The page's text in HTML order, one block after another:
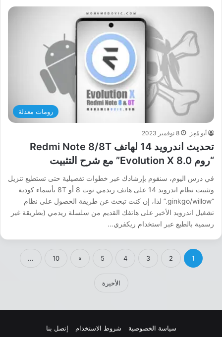
رومات معدلة
أبو مُعِز 8 نوفمبر 2023
تحديث اندرويد 14 لهاتف Redmi Note 8/8T
“روم Evolution X 8.0” مع شرح التثبيت
في درس اليوم، سنقوم بإرشادك عبر خطوات تفصيلية حتى تستطيع تنزيل
وتثبيت نظام اندرويد 14 على هاتف ريدمي نوت 8 أو 8T بأسماء كودية
“ginkgo/willow.” لذا، إن كنت تبحث عن طريقة الحصول على نظام
تشغيل اندرويد الأخير على هاتفك القديم من سلسلة ريدمي (بطريقة غير
رسمية بالطبع عبر استخدام ريكفري…
1
2
3
4
5
»
10
...
الأخيرة
سياسة الخصوصية شروط الاستخدام إتصل بنا